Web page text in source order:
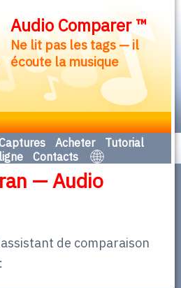
Audio Comparer ™
Ne lit pas les tags — il
écoute la musique
Acheter
Tutorial
Contacts
— Audio
de comparaison